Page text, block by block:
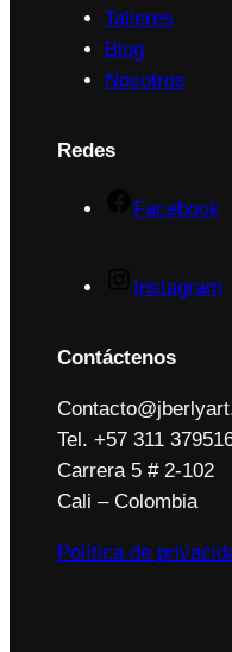
Talleres
Blog
Nosotros
Redes
Facebook
Instagram
Contáctenos
Tel. +57 311
Carrera 5 # 2-102
Cali – Colombia
Política de